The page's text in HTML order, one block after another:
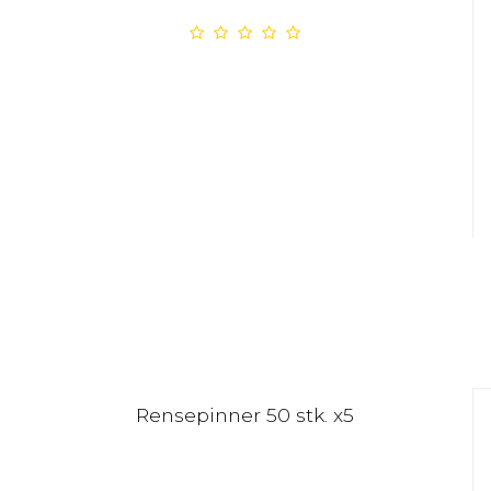
Rensepinner 50 stk. x5